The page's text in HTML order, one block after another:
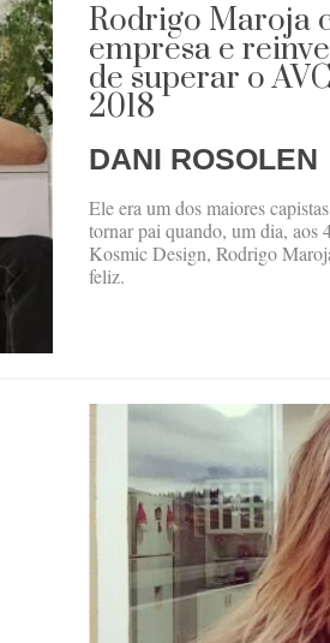
Rodrigo Maroja
empresa e
de superar o
2018
DANI ROSOLEN
Ele era um dos maiores
tornar pai quando, um dia, aos
Kosmic Design, Rodrigo
feliz.